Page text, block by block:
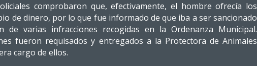
comprobaron que, efectivamente, el hombre ofrecía los
de dinero, por lo que fue informado de que iba a ser sancionado
de varias infracciones recogidas en la Ordenanza Municipal.
fueron requisados y entregados a la Protectora de Animales
cargo de ellos.